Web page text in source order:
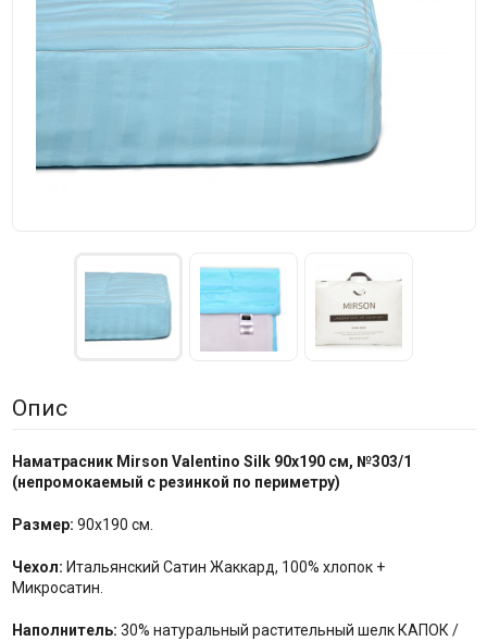
Опис
Наматрасник Mirson Valentino Silk 90x190 см, №303/1
(непромокаемый с резинкой по периметру)
Размер: 90x190 см.
Чехол: Итальянский Сатин Жаккард, 100% хлопок +
Микросатин.
Наполнитель: 30% натуральный растительный шелк КАПОК /